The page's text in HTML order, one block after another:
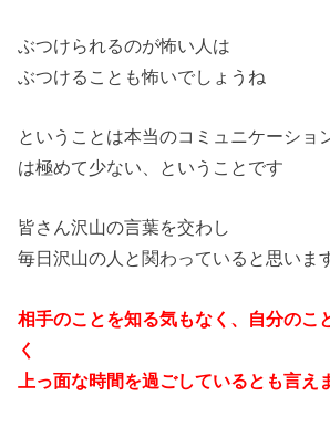
ぶつけられるのが怖い人は
ぶつけることも怖いでしょうね
ということは本当のコミュニケーショ
は極めて少ない、ということです
皆さん沢山の言葉を交わし
毎日沢山の人と関わっていると思いま
相手のことを知る気もなく、自分のこ
く
上っ面な時間を過ごしているとも言え